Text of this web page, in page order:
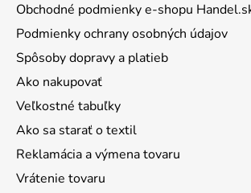
Obchodné podmienky e-shopu
Podmienky ochrany osobných údajov
Spôsoby dopravy a platieb
Ako nakupovať
Veľkostné tabuľky
Ako sa starať o textil
Reklamácia a výmena tovaru
Vrátenie tovaru